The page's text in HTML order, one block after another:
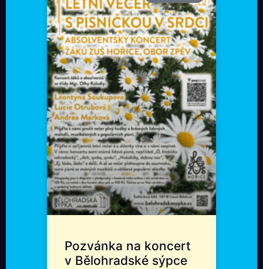
Pozvánka na koncert
v Bělohradské sýpce